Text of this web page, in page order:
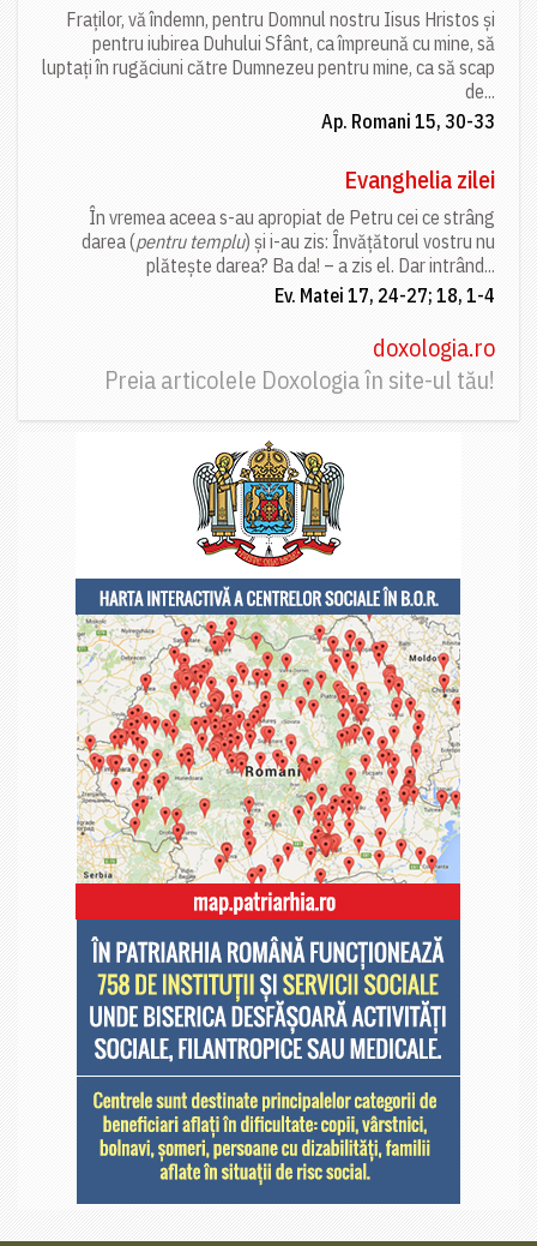
Fraților, vă îndemn, pentru Domnul nostru Iisus Hristos și
pentru iubirea Duhului Sfânt, ca împreună cu mine, să
luptați în rugăciuni către Dumnezeu pentru mine, ca să scap
de...
Ap. Romani 15, 30-33
Evanghelia zilei
În vremea aceea s-au apropiat de Petru cei ce strâng
darea (pentru templu) și i-au zis: Învățătorul vostru nu
plătește darea? Ba da! – a zis el. Dar intrând...
Ev. Matei 17, 24-27; 18, 1-4
doxologia.ro
Preia articolele Doxologia în site-ul tău!